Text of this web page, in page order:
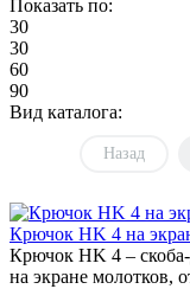
Показать по:
30
30
60
90
Вид каталога:
Назад
Крючок HK 4 на
Крючок HK 4 – скоба-
на экране молотков,